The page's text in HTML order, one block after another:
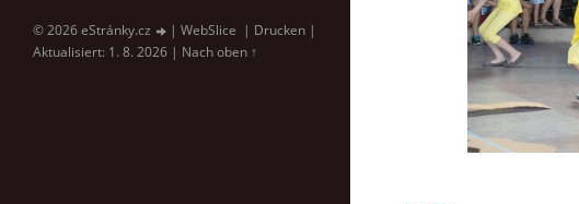
© 2026 eStránky.cz | WebSlice | Drucken |
Aktualisiert: 1. 8. 2026 | Nach oben ↑